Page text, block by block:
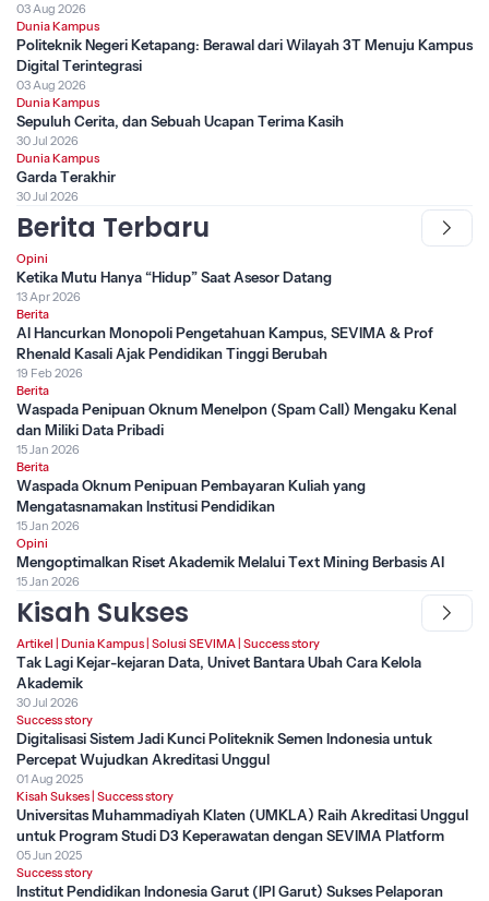
03 Aug 2026
Dunia Kampus
Politeknik Negeri Ketapang: Berawal dari Wilayah 3T Menuju Kampus
Digital Terintegrasi
03 Aug 2026
Dunia Kampus
Sepuluh Cerita, dan Sebuah Ucapan Terima Kasih
30 Jul 2026
Dunia Kampus
Garda Terakhir
30 Jul 2026
Berita Terbaru
Opini
Ketika Mutu Hanya “Hidup” Saat Asesor Datang
13 Apr 2026
Berita
AI Hancurkan Monopoli Pengetahuan Kampus, SEVIMA & Prof
Rhenald Kasali Ajak Pendidikan Tinggi Berubah
19 Feb 2026
Berita
Waspada Penipuan Oknum Menelpon (Spam Call) Mengaku Kenal
dan Miliki Data Pribadi
15 Jan 2026
Berita
Waspada Oknum Penipuan Pembayaran Kuliah yang
Mengatasnamakan Institusi Pendidikan
15 Jan 2026
Opini
Mengoptimalkan Riset Akademik Melalui Text Mining Berbasis AI
15 Jan 2026
Kisah Sukses
Artikel Dunia Kampus Solusi SEVIMA Success story
Tak Lagi Kejar-kejaran Data, Univet Bantara Ubah Cara Kelola
Akademik
30 Jul 2026
Success story
Digitalisasi Sistem Jadi Kunci Politeknik Semen Indonesia untuk
Percepat Wujudkan Akreditasi Unggul
01 Aug 2025
Kisah Sukses Success story
Universitas Muhammadiyah Klaten (UMKLA) Raih Akreditasi Unggul
untuk Program Studi D3 Keperawatan dengan SEVIMA Platform
05 Jun 2025
Success story
Institut Pendidikan Indonesia Garut (IPI Garut) Sukses Pelaporan